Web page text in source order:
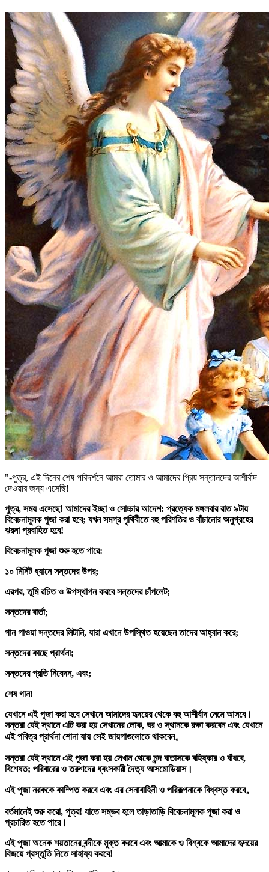
"-পুত্র, এই দিনের শেষ পরিদর্শনে আমরা তোমার ও আমাদের প্রিয় সন্তানদের আশীর্বাদ
দেওয়ার জন্য এসেছি!
পুত্র, সময় এসেছে! আমাদের ইচ্ছা ও সোচ্চার আদেশ: প্রত্যেক মঙ্গলবার রাত ৯টায়
বিবেচনামূলক পূজাকরা হবে; যখন সমগ্র পৃথিবীতে বহু পরিণতির ও বাঁচানোর অনুগ্রহের
ঝরনা প্রবাহিত হবে!
বিবেচনামূলক পূজাশুরু হতে পারে:
১০ মিনিট ধ্যানে সন্তদের উপর;
এরপর, তুমি রচিত ও উপস্থাপন করবে সন্তদের চাঁপলেট;
সন্তদের বার্তা;
গান গাওয়া সন্তদের লিটানি, যারা এখানে উপস্থিত হয়েছেন তাদের আহ্বান করে;
সন্তদের কাছে প্রার্থনা;
সন্তদের প্রতি নিবেদন, এবং;
শেষ গান!
যেখানে এই পূজা করা হবে সেখানে আমাদের হৃদয়ের থেকে বহু আশীর্বাদ নেমে আসবে।
সন্তরা যেই স্থানে এটি করা হয় সেখানের লোক, ঘর ও স্থানকে রক্ষা করবেন এবং যেখানে
এই পবিত্র প্রার্থনা শোনা যায় সেই জায়গাগুলোতে থাকবেন。
সন্তরা যেই স্থানে এই পূজা করা হয় সেখান থেকে মন্দ বাতাসকে বহিষ্কার ও বাঁধবে,
বিশেষত; পরিবারের ও তরুণদের ধ্বংসকারী দৈত্য আসমোডিয়াস।
এই পূজা নরককে কাম্পিত করবে এবং এর সেনাবাহিনী ও পরিকল্পনাকে বিধ্বস্ত করবে。
বর্তমানেই শুরু করো, পুত্র! যাতে সম্ভব হলে তাড়াতাড়িবিবেচনামূলক পূজাকরা ও
প্রচারিত হতে পারে।
এই পূজা অনেক শয়তানের বন্দীকে মুক্ত করবে এবং আত্মাকে ও বিশ্বকে আমাদের হৃদয়ের
বিজয়ে প্রস্তুতি নিতে সাহায্য করবে!